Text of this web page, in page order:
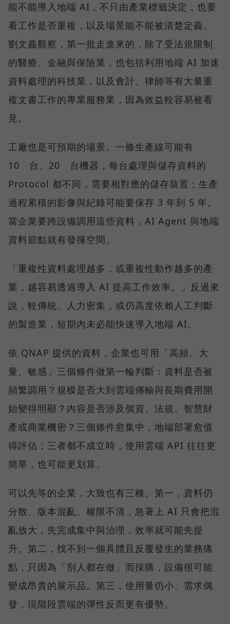
能不能導入地端 AI，不只由產業標籤決定，也要
看工作是否重複，以及場景能不能被清楚定義。
劉文義觀察，第一批走進來的，除了受法規限制
的醫療、金融與保險業，也包括利用地端 AI 加速
資料處理的科技業，以及會計、律師等有大量重
複文書工作的專業服務業，因為效益較容易被看
見。
工廠也是可預期的場景。一條生產線可能有
10 台、20 台機器，每台處理與儲存資料的
Protocol 都不同，需要相對應的儲存裝置；生產
過程累積的影像與紀錄可能要保存 3 年到 5 年。
當企業要跨設備調用這些資料，AI Agent 與地端
資料節點就有發揮空間。
「重複性資料處理越多，或重複性動作越多的產
業，越容易透過導入 AI 提高工作效率。」反過來
說，較傳統、人力密集，或仍高度依賴人工判斷
的製造業，短期內未必能快速導入地端 AI。
依 QNAP 提供的資料，企業也可用「高頻、大
量、敏感」三個條件做第一輪判斷：資料是否被
頻繁調用？規模是否大到雲端傳輸與長期費用開
始變得明顯？內容是否涉及個資、法規、智慧財
產或商業機密？三個條件愈集中，地端部署愈值
得評估；三者都不成立時，使用雲端 API 往往更
簡單，也可能更划算。
可以先等的企業，大致也有三種。第一，資料仍
分散、版本混亂、權限不清，急著上 AI 只會把混
亂放大，先完成集中與治理，效率就可能先提
升。第二，找不到一個具體且反覆發生的業務痛
點，只因為「別人都在做」而採購，設備很可能
變成昂貴的展示品。第三，使用量仍小、需求偶
發，現階段雲端的彈性反而更有優勢。